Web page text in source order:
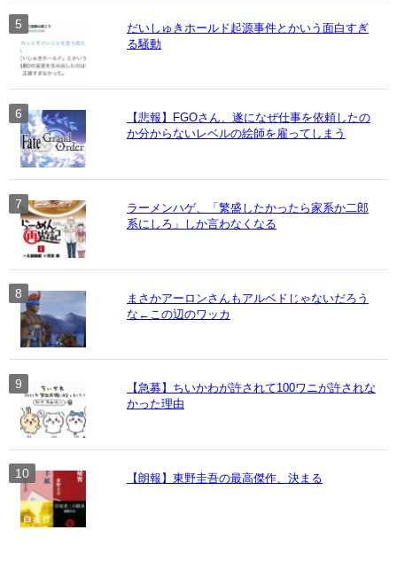
だいしゅきホールド起源事件とかいう面白すぎ
る騒動
【悲報】FGOさん、遂になぜ仕事を依頼したの
か分からないレベルの絵師を雇ってしまう
ラーメンハゲ、「繁盛したかったら家系か二郎
系にしろ」しか言わなくなる
まさかアーロンさんもアルベドじゃないだろう
な←この辺のワッカ
【急募】ちいかわが許されて100ワニが許されな
かった理由
【朗報】東野圭吾の最高傑作、決まる